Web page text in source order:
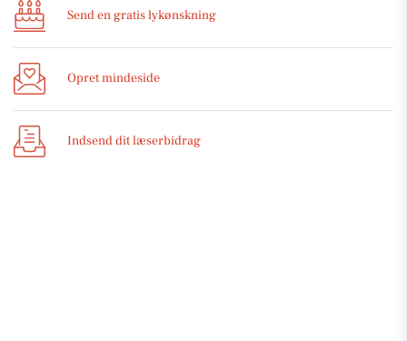
Send en gratis lykønskning
Opret mindeside
Indsend dit læserbidrag